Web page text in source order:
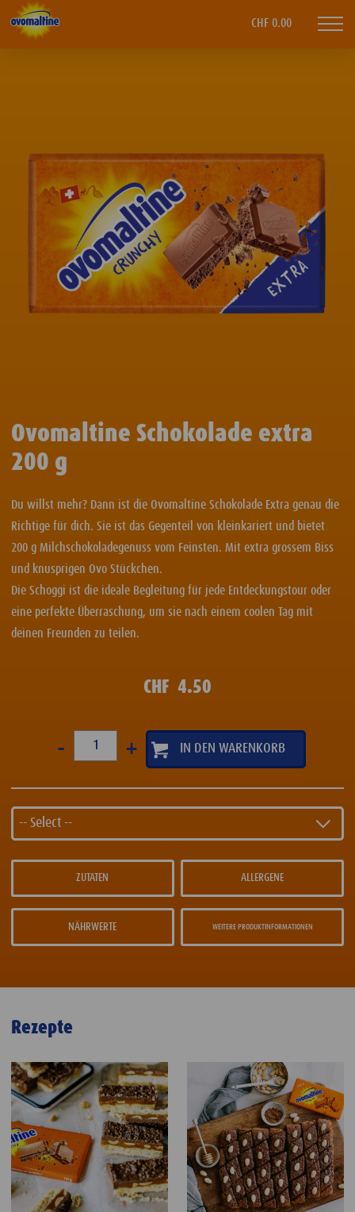
CHF 0.00
Ovomaltine Schokolade extra
200 g
Du willst mehr? Dann ist die Ovomaltine Schokolade Extra genau die
Richtige für dich. Sie ist das Gegenteil von kleinkariert und bietet
200 g Milchschokoladegenuss vom Feinsten. Mit extra grossem Biss
und knusprigen Ovo Stückchen.
Die Schoggi ist die ideale Begleitung für jede Entdeckungstour oder
eine perfekte Überraschung, um sie nach einem coolen Tag mit
deinen Freunden zu teilen.
CHF 4.50
- +
-- Select --
ZUTATEN ALLERGENE
NÄHRWERTE WEITERE PRODUKTINFORMATIONEN
Rezepte